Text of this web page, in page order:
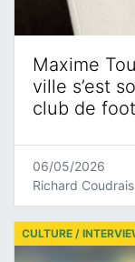
Maxime
ville s’est
club de
06/05/2026
Richard Coudrais
CULTURE /